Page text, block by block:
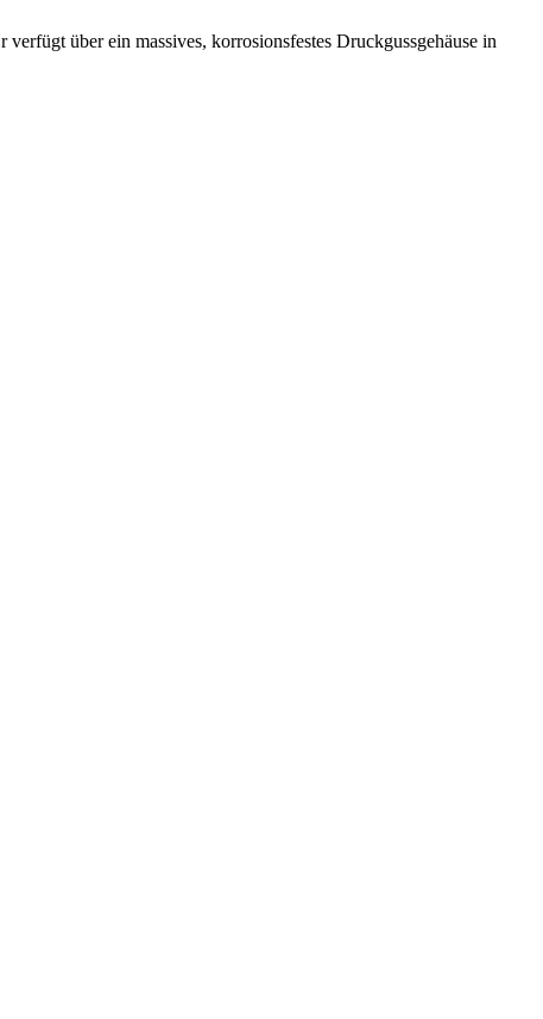
über ein massives, korrosionsfestes Druckgussgehäuse in